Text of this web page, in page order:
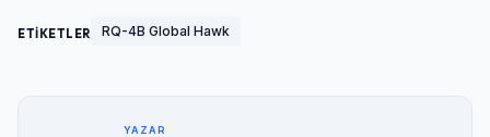
ETİKETLER RQ-4B Global Hawk
YAZAR